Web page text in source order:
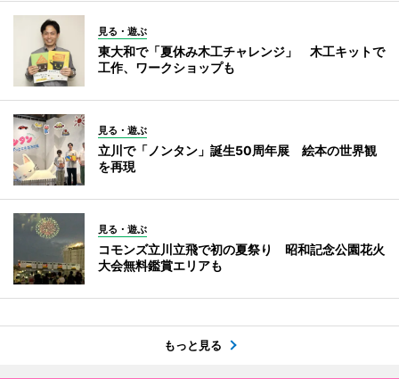
見る・遊ぶ
東大和で「夏休み木工チャレンジ」 木工キットで
工作、ワークショップも
見る・遊ぶ
立川で「ノンタン」誕生50周年展 絵本の世界観
を再現
見る・遊ぶ
コモンズ立川立飛で初の夏祭り 昭和記念公園花火
大会無料鑑賞エリアも
もっと見る